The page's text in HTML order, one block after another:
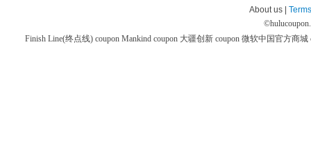
About us |
©
Finish Line(终点线) coupon Mankind coupon 大疆创新 coupon 微软中国官方商城